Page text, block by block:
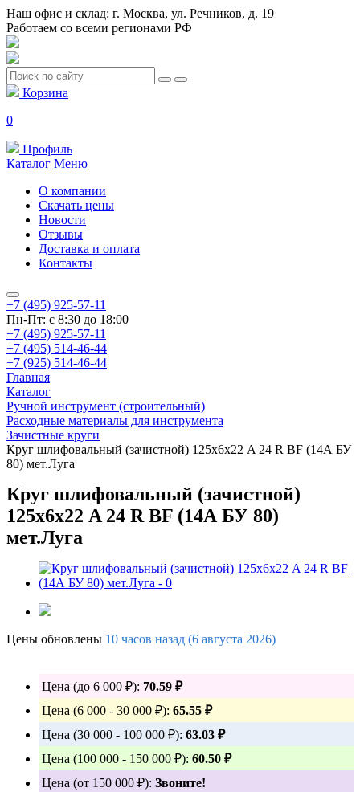
Наш офис и склад: г. Москва, ул. Речников, д. 19
Работаем со всеми регионами РФ
Корзина
0
Профиль
Каталог Меню
О компании
Скачать цены
Новости
Отзывы
Доставка и оплата
Контакты
+7 (495) 925-57-11
Пн-Пт: с 8:30 до 18:00
+7 (495) 925-57-11
+7 (495) 514-46-44
+7 (925) 514-46-44
Главная
Каталог
Ручной инструмент (строительный)
Расходные материалы для инструмента
Зачистные круги
Круг шлифовальный (зачистной) 125х6х22 A 24 R BF (14А БУ
80) мет.Луга
Круг шлифовальный (зачистной)
125х6х22 A 24 R BF (14А БУ 80)
мет.Луга
Цены обновлены 10 часов назад (6 августа 2026)
Цена (до 6 000 ₽): 70.59 ₽
Цена (6 000 - 30 000 ₽): 65.55 ₽
Цена (30 000 - 100 000 ₽): 63.03 ₽
Цена (100 000 - 150 000 ₽): 60.50 ₽
Цена (от 150 000 ₽): Звоните!